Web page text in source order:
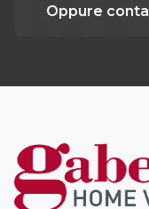
Oppure